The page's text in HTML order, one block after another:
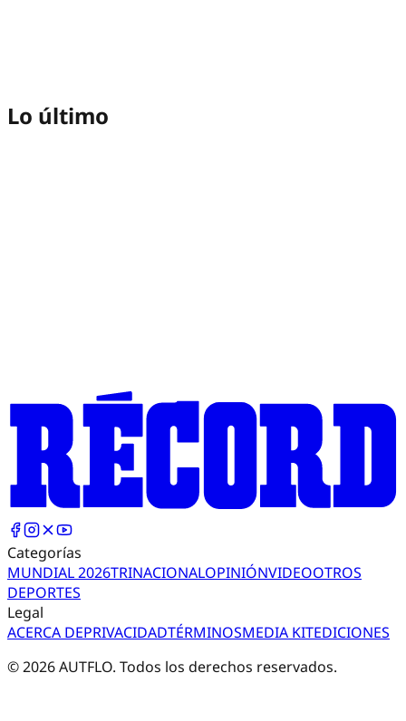
Lo último
Categorías
MUNDIAL 2026TRINACIONALOPINIÓNVIDEOOTROS
DEPORTES
Legal
ACERCA DEPRIVACIDADTÉRMINOSMEDIA KITEDICIONES
©2026AUTFLO. Todos los derechos reservados.